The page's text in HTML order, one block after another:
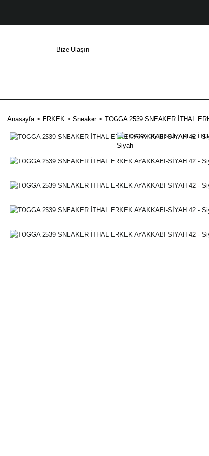
Bize Ulaşın
Anasayfa ERKEK Sneaker TOGGA 2539 SNEAKER İTHAL